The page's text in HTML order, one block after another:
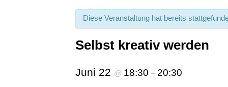
Diese Veranstaltung hat bereits
Selbst kreativ werden
Juni 22 @ 18:30 – 20:30